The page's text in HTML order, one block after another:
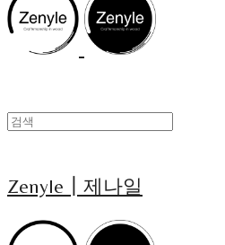
Zenyle┃제나일